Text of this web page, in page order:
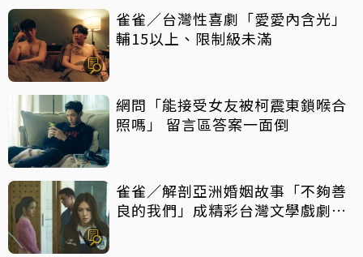
雀雀／台灣性喜劇「愛愛內含光」
輔15以上、限制級未滿
網問「能接受女友被柯震東鎖喉合
照嗎」 留言區答案一面倒
雀雀／解剖亞洲婚姻故事「不夠善
良的我們」成精彩台灣文學戲劇作